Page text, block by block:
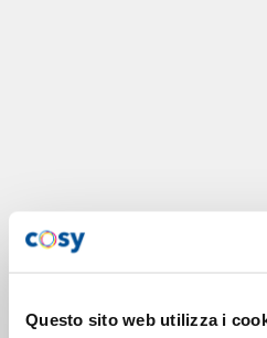
Questo sito web utilizza i